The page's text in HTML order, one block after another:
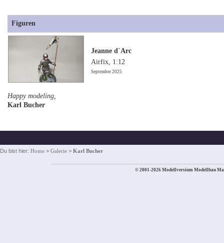
Figuren
Jeanne d`Arc
Airfix, 1:12
September 2025
Happy modeling,
Karl Bucher
Du bist hier: Home > Galerie > Karl Bucher
© 2001-2026 Modellversium Modellbau